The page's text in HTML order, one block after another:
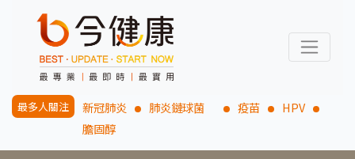
最多人關注 新冠肺炎 肺炎鏈球菌 疫苗
HPV
膽固醇